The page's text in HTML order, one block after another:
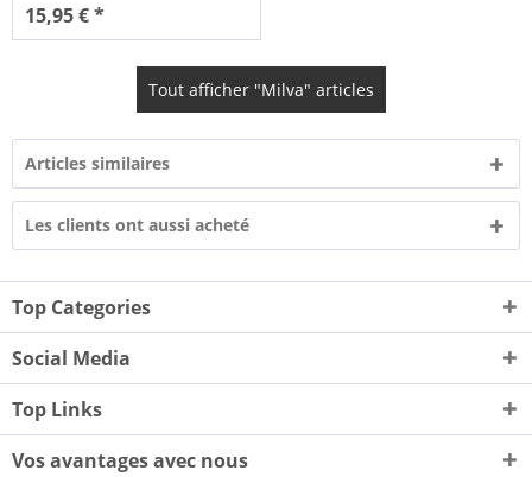
15,95 € *
Tout afficher "Milva" articles
Articles similaires
Les clients ont aussi acheté
Top Categories
Social Media
Top Links
Vos avantages avec nous